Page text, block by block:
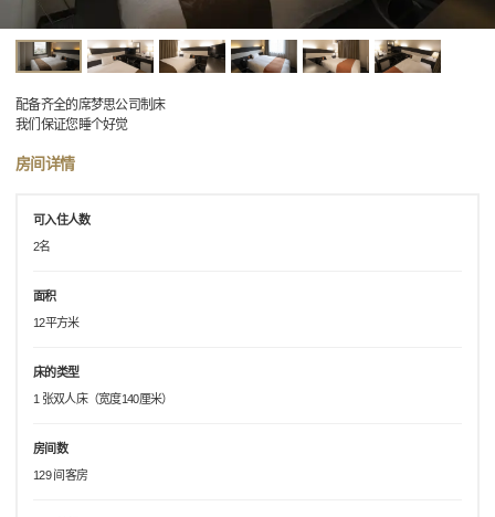
配备齐全的席梦思公司制床
我们保证您睡个好觉
房间详情
可入住人数
2名
面积
12平方米
床的类型
1 张双人床（宽度140厘米）
房间数
129 间客房